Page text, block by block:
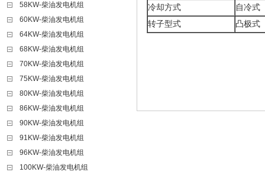
58KW-柴油发电机组
60KW-柴油发电机组
64KW-柴油发电机组
68KW-柴油发电机组
70KW-柴油发电机组
75KW-柴油发电机组
80KW-柴油发电机组
86KW-柴油发电机组
90KW-柴油发电机组
91KW-柴油发电机组
96KW-柴油发电机组
100KW-柴油发电机组
冷却方式
自冷式
转子型式
凸极式